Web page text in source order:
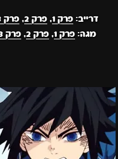
דרייב:פרק 1 ,פרק 2 ,פרק 3
מגה: פרק 1 , פרק 2 , פרק 3